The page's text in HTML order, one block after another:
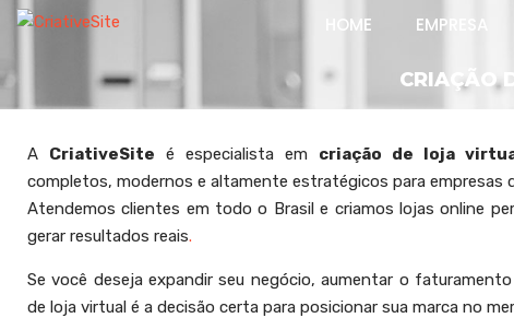
HOME EMPRESA
CRIAÇÃO
A CriativeSite é especialista em criação de loja
completos, modernos e altamente estratégicos para empresas
Atendemos clientes em todo o Brasil e criamos lojas online
gerar resultados reais.
Se você deseja expandir seu negócio, aumentar o
de loja virtual é a decisão certa para posicionar sua marca no